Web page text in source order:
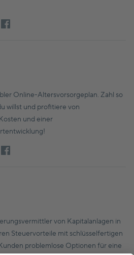
Online-Altersvorsorgeplan. Zahl so
willst und profitiere von
und einer
von Kapitalanlagen in
Steuervorteile mit schlüsselfertigen
problemlose Optionen für eine